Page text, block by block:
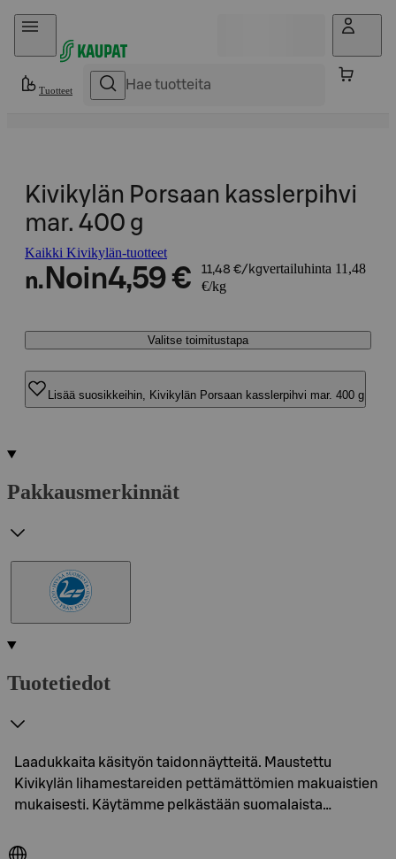
Hyppää sisältöön
Tuotteet
Kivikylän Porsaan kasslerpihvi
mar. 400 g
Kaikki Kivikylän-tuotteet
n. Noin4,59 € 11,48 €/kgvertailuhinta 11,48
€/kg
Valitse toimitustapa
Lisää suosikkeihin, Kivikylän Porsaan kasslerpihvi mar. 400 g
Pakkausmerkinnät
Tuotetiedot
Laadukkaita käsityön taidonnäytteitä. Maustettu
Kivikylän lihamestareiden pettämättömien makuaistien
mukaisesti. Käytämme pelkästään suomalaista…